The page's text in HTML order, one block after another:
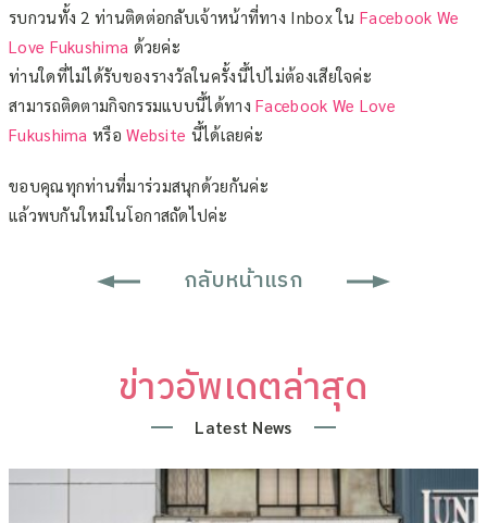
รบกวนทั้ง 2 ท่านติดต่อกลับเจ้าหน้าที่ทาง Inbox ใน Facebook We
Love Fukushima ด้วยค่ะ
ท่านใดที่ไม่ได้รับของรางวัลในครั้งนี้ไปไม่ต้องเสียใจค่ะ
สามารถติดตามกิจกรรมแบบนี้ได้ทางFacebook We Love
Fukushima หรือWebsite นี้ได้เลยค่ะ
ขอบคุณทุกท่านที่มาร่วมสนุกด้วยกันค่ะ
แล้วพบกันใหม่ในโอกาสถัดไปค่ะ
กลับหน้าแรก
ข่าวอัพเดตล่าสุด
Latest News